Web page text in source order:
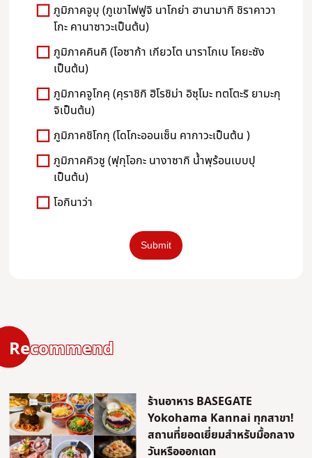
ภูมิภาคจูบุ (ภูเขาไฟฟูจิ นาโกย่า ฮานามากิ ชิราคาวา
โกะ คานาซาวะเป็นต้น)
ภูมิภาคคินคิ (โอซาก้า เกียวโต นาราโกเบ โคยะซัง
เป็นต้น)
ภูมิภาคจูโกคุ (คุราชิกิ ฮิโรชิม่า อิซุโมะ ทตโตะริ ยามะกุ
จิเป็นต้น)
ภูมิภาคชิโกกุ (โดโกะออนเซ็น คากาวะเป็นต้น )
ภูมิภาคคิวชู (ฟุกุโอกะ นางาซากิ น้ำพุร้อนเบบปุ
เป็นต้น)
โอกินาว่า
Recommend
ร้านอาหาร BASEGATE
Yokohama Kannai ทุกสาขา!
สถานที่ยอดเยี่ยมสำหรับมื้อกลาง
วันหรือออกเดท